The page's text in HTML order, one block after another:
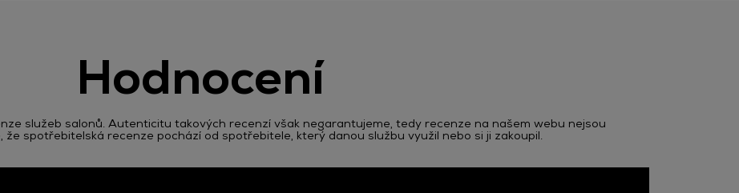
Hodnocení
služeb salonů. Autenticitu takových recenzí však negarantujeme, tedy recenze na našem webu nejsou
že spotřebitelská recenze pochází od spotřebitele, který danou službu využil nebo si ji zakoupil.